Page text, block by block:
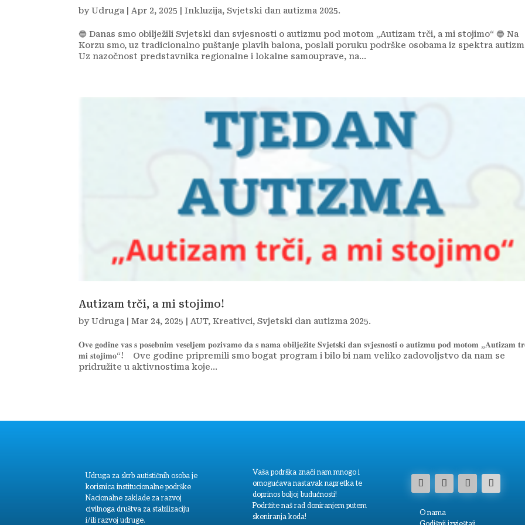
byUdruga |Apr 2, 2025 |Inkluzija,Svjetski dan autizma 2025.
🔵 Danas smo obilježili Svjetski dan svjesnosti o autizmu pod motom „Autizam trči, a mi stojimo“ 🔵 Na
Korzu smo, uz tradicionalno puštanje plavih balona, poslali poruku podrške osobama iz spektra
Uz nazočnost predstavnika regionalne i lokalne samouprave, na...
Autizam trči, a mi stojimo!
byUdruga |Mar 24, 2025 AUT,Kreativci,Svjetski dan autizma 2025.
𝐎𝐯𝐞 𝐠𝐨𝐝𝐢𝐧𝐞 𝐯𝐚𝐬 𝐬 𝐩𝐨𝐬𝐞𝐛𝐧𝐢𝐦 𝐯𝐞𝐬𝐞𝐥𝐣𝐞𝐦 𝐩𝐨𝐳𝐢𝐯𝐚𝐦𝐨 𝐝𝐚 𝐬 𝐧𝐚𝐦𝐚 𝐨𝐛𝐢𝐥𝐣𝐞𝐳̌𝐢𝐭𝐞 𝐒𝐯𝐣𝐞𝐭𝐬𝐤𝐢 𝐝𝐚𝐧 𝐬𝐯𝐣𝐞𝐬𝐧𝐨𝐬𝐭𝐢 𝐨 𝐚𝐮𝐭𝐢𝐳𝐦𝐮 𝐩𝐨𝐝 𝐦𝐨𝐭𝐨𝐦 „𝐀𝐮𝐭𝐢𝐳𝐚𝐦
𝐦𝐢 𝐬𝐭𝐨𝐣𝐢𝐦𝐨“! ⁣ ⁣ ⁣ Ove godine pripremili smo bogat program i bilo bi nam veliko zadovoljstvo da nam se
pridružite u aktivnostima koje...
Udruga za skrb autističnih osoba je
korisnica institucionalne podrške
Nacionalne zaklade za razvoj
civilnoga društva za stabilizaciju
i/ili razvoj udruge.
Vaša podrška znači nam mnogo i
omogućava nastavak napretka te
doprinos boljoj budućnosti!
Podržite naš rad doniranjem putem
skeniranja koda!
O nama